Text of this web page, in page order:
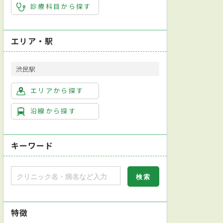
診療科目から探す
エリア・駅
渋民駅
エリアから探す
沿線から探す
キーワード
特徴